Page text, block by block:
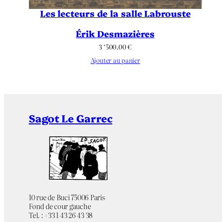
Les lecteurs de la salle Labrouste
Érik Desmazières
3 ‘500.00€
Ajouter au panier
Sagot Le Garrec
10 rue de Buci 75006 Paris
Fond de cour gauche
Tel. : +33 1 43 26 43 38